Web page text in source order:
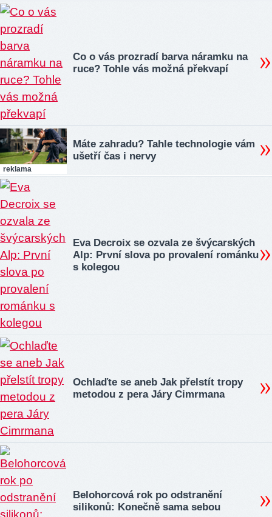
Co o vás prozradí barva náramku na
ruce? Tohle vás možná překvapí
reklama
Máte zahradu? Tahle technologie vám
ušetří čas i nervy
Eva Decroix se ozvala ze švýcarských
Alp: První slova po provalení románku
s kolegou
Ochlaďte se aneb Jak přelstít tropy
metodou z pera Járy Cimrmana
Belohorcová rok po odstranění
silikonů: Konečně sama sebou